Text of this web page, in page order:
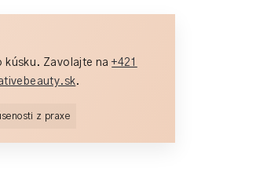
kúsku. Zavolajte na+421
.
z praxe